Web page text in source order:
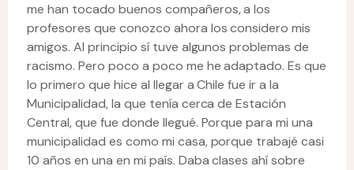
me han tocado buenos compañeros, a los
profesores que conozco ahora los considero mis
amigos. Al principio sí tuve algunos problemas de
racismo. Pero poco a poco me he adaptado. Es que
lo primero que hice al llegar a Chile fue ir a la
Municipalidad, la que tenía cerca de Estación
Central, que fue donde llegué. Porque para mi una
municipalidad es como mi casa, porque trabajé casi
10 años en una en mi país. Daba clases ahí sobre